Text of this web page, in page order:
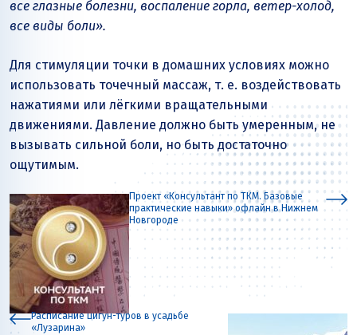
все глазные болезни, воспаление горла, ветер-холод,
все виды боли».
Для стимуляции точки в домашних условиях можно
использовать точечный массаж, т. е. воздействовать
нажатиями или лёгкими вращательными
движениями. Давление должно быть умеренным, не
вызывать сильной боли, но быть достаточно
ощутимым.
Расписание цигун-туров в усадьбе
«Лузарина»
Проект «Консультант по ТКМ. Базовые
практические навыки» офлайн в Нижнем
Новгороде